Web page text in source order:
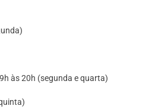
às 20h (segunda e quarta)